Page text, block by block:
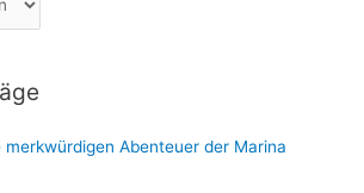
merkwürdigen Abenteuer der Marina